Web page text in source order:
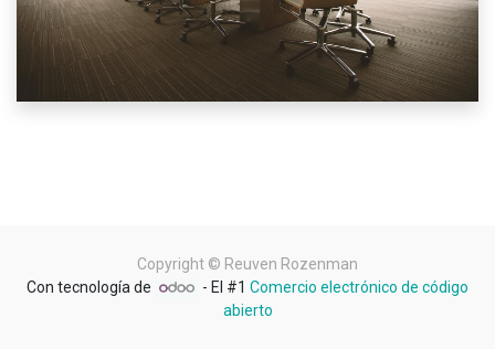
Copyright © Reuven Rozenman
Con tecnología de
- El #1Comercio electrónico de código
abierto